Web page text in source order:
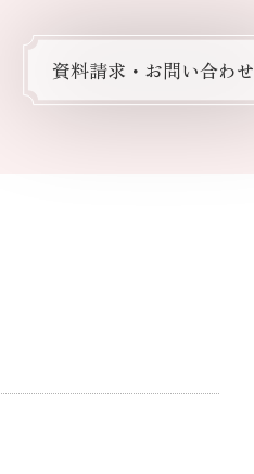
資料請求・お問い合わせ